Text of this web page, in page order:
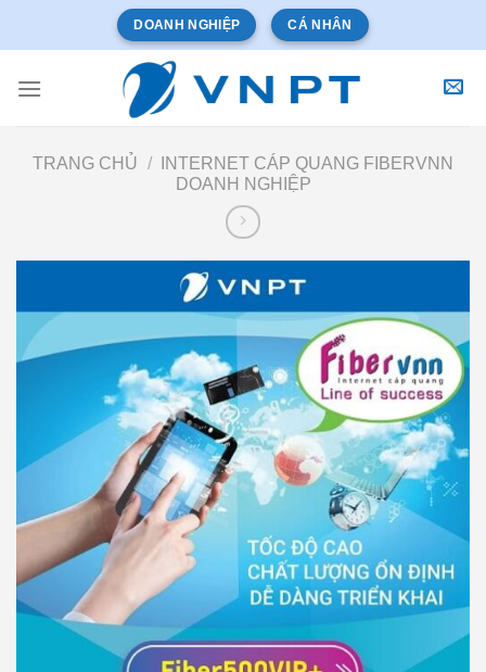
dung
DOANH NGHIỆP CÁ NHÂN
TRANG CHỦ /
INTERNET CÁP QUANG FIBERVNN
DOANH NGHIỆP